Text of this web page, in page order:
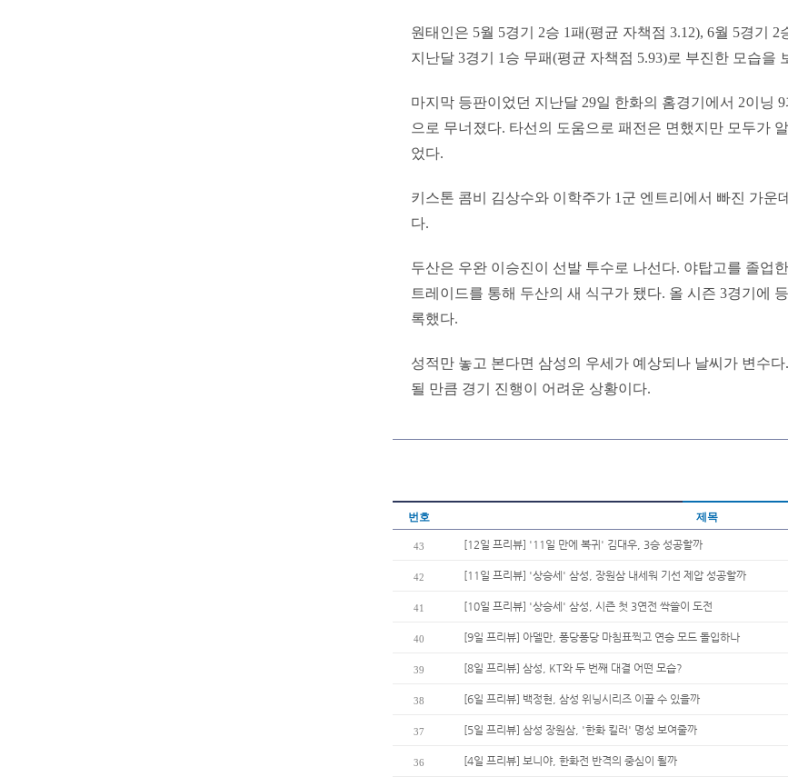
원태인은 5월 5경기 2승 1패(평균 자책점 3.12), 6월 5경기
지난달 3경기 1승 무패(평균 자책점 5.93)로 부진한 모습을
마지막 등판이었던 지난달 29일 한화의 홈경기에서 2이닝
으로 무너졌다. 타선의 도움으로 패전은 면했지만 모두가
었다.
키스톤 콤비 김상수와 이학주가 1군 엔트리에서 빠진 가운
다.
두산은 우완 이승진이 선발 투수로 나선다. 야탑고를 졸업
트레이드를 통해 두산의 새 식구가 됐다. 올 시즌 3경기에
록했다.
성적만 놓고 본다면 삼성의 우세가 예상되나 날씨가 변수
될 만큼 경기 진행이 어려운 상황이다.
번호 제목
43 [12일 프리뷰] '11일 만에 복귀' 김대우, 3승 성공할까
42 [11일 프리뷰] '상승세' 삼성, 장원삼 내세워 기선 제압 성공할까
41 [10일 프리뷰] '상승세' 삼성, 시즌 첫 3연전 싹쓸이 도전
40 [9일 프리뷰] 아델만, 퐁당퐁당 마침표찍고 연승 모드 돌입하나
39 [8일 프리뷰] 삼성, KT와 두 번째 대결 어떤 모습?
38 [6일 프리뷰] 백정현, 삼성 위닝시리즈 이끌 수 있을까
37 [5일 프리뷰] 삼성 장원삼, '한화 킬러' 명성 보여줄까
36 [4일 프리뷰] 보니야, 한화전 반격의 중심이 될까